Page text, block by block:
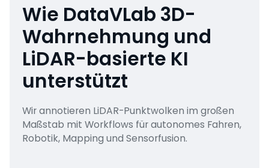
Wie DataVLab 3D-
Wahrnehmung und
LiDAR-basierte KI
unterstützt
Wir annotieren LiDAR-Punktwolken im großen
Maßstab mit Workflows für autonomes Fahren,
Robotik, Mapping und Sensorfusion.